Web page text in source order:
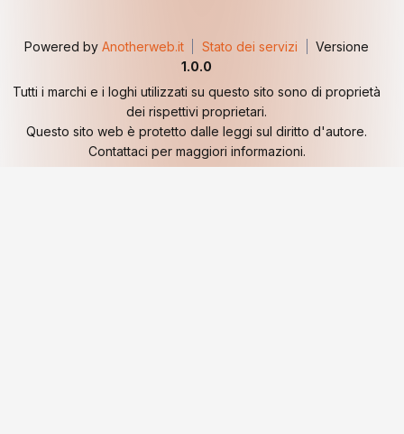
Powered by Anotherweb.it Stato dei servizi
Versione
1.0.0
Tutti i marchi e i loghi utilizzati su questo sito sono di proprietà
dei rispettivi proprietari.
Questo sito web è protetto dalle leggi sul diritto d'autore.
Contattaci per maggiori informazioni.